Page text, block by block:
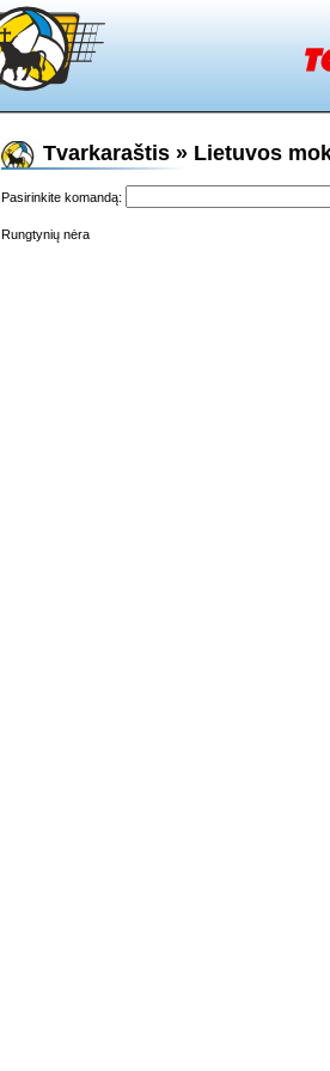
Tvarkaraštis » Lietuvos
Pasirinkite komandą:
Rungtynių nėra